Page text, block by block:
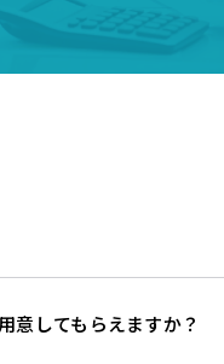
意してもらえますか？